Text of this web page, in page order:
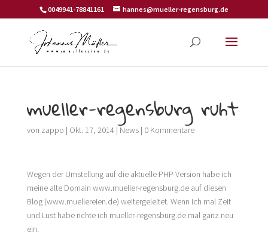
0049941-78841161 hannes@mueller-regensburg.de
mueller-regensburg ruht
von zappo | Okt. 17, 2014 | News| 0 Kommentare
Wegen der Umstellung auf die aktuelle PHP-Version habe ich
meine alte Domain www.mueller-regensburg.de auf diesen
Blog (www.muellereien.de) weitergeleitet. Wenn ich mal Zeit
und Lust habe richte ich mueller-regensburg.de mal ganz neu
ein.